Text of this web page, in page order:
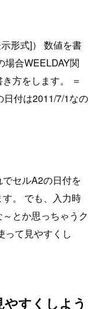
形式]） 数値を書
場合WEELDAY関
方をします。 ＝
付は2011/7/1なの
セルA2の日付を
。 でも、入力時
とか思っちゃうク
って見やすくし
すくしよう